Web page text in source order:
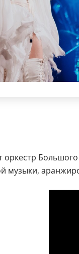
оркестр
музыки,